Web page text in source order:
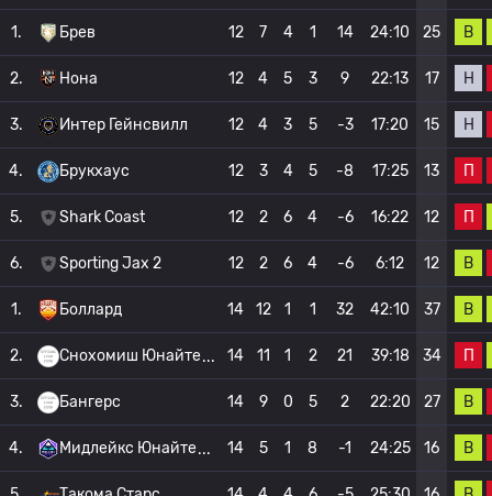
1. Брев 12 7 4 1 14 24:10 25 В
2. Нона 12 4 5 3 9 22:13 17 Н
3. Интер Гейнсвилл 12 4 3 5 -3 17:20 15 Н
4. Брукхаус 12 3 4 5 -8 17:25 13 П
5. Shark Coast 12 2 6 4 -6 16:22 12 П
6. Sporting Jax 2 12 2 6 4 -6 6:12 12 В
1. Боллард 14 12 1 1 32 42:10 37 В
2. Снохомиш Юнайте 14 11 1 2 21 39:18 34 П
3. Бангерс 14 9 0 5 2 22:20 27 В
4. Мидлейкс Юнайте 14 5 1 8 -1 24:25 16 В